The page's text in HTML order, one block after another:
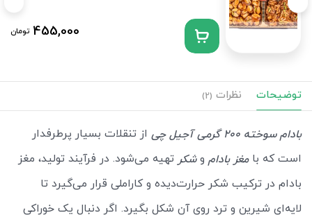
455,000 تومان
توضیحات نظرات (2)
بادام سوخته 200 گرمی آجیل چی
از تنقلات بسیار پرطرفدار
است که بامغز بادام وشکر تهیه می‌شود. در فرآیند تولید، مغز
بادام در ترکیب شکر حرارت‌دیده و کاراملی قرار می‌گیرد تا
لایه‌ای شیرین و ترد روی آن شکل بگیرد. اگر دنبال یک خوراکی